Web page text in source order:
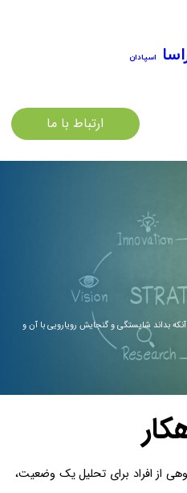
اسپادان
ارتباط با ما
بداند شایستگی و گنجایش رویارویی با آن و
از افراد برای تحلیل یک وضعیت،